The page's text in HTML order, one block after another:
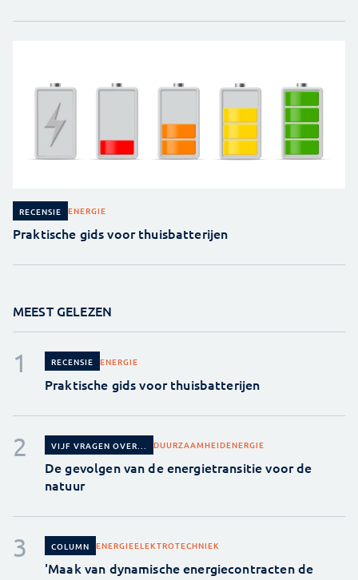
RECENSIE ENERGIE
Praktische gids voor thuisbatterijen
MEEST GELEZEN
RECENSIE ENERGIE
Praktische gids voor thuisbatterijen
VIJF VRAGEN OVER... DUURZAAMHEIDENERGIE
De gevolgen van de energietransitie voor de
natuur
COLUMN ENERGIEELEKTROTECHNIEK
'Maak van dynamische energiecontracten de